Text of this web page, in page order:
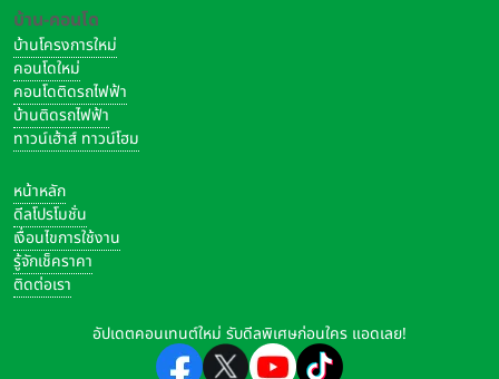
บ้าน-คอนโด
บ้านโครงการใหม่
คอนโดใหม่
คอนโดติดรถไฟฟ้า
บ้านติดรถไฟฟ้า
ทาวน์เฮ้าส์ ทาวน์โฮม
หน้าหลัก
ดีลโปรโมชั่น
เงื่อนไขการใช้งาน
รู้จักเช็คราคา
ติดต่อเรา
อัปเดตคอนเทนต์ใหม่ รับดีลพิเศษก่อนใคร แอดเลย!